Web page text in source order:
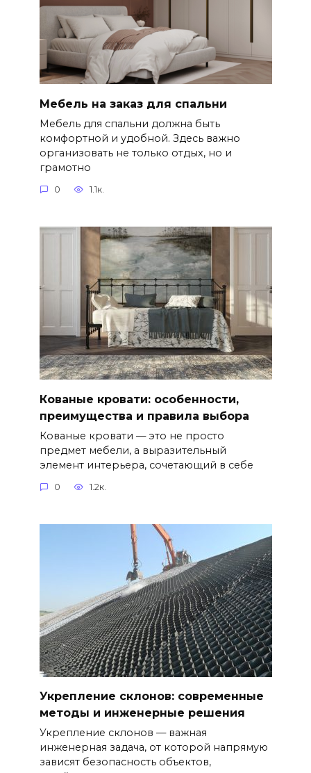
Мебель на заказ для спальни
Мебель для спальни должна быть
комфортной и удобной. Здесь важно
организовать не только отдых, но и
грамотно
0 1.1к.
Кованые кровати: особенности,
преимущества и правила выбора
Кованые кровати — это не просто
предмет мебели, а выразительный
элемент интерьера, сочетающий в себе
0 1.2к.
Укрепление склонов: современные
методы и инженерные решения
Укрепление склонов — важная
инженерная задача, от которой напрямую
зависят безопасность объектов,